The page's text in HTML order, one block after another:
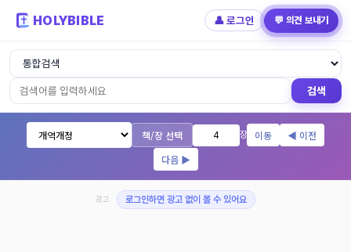
HOLYBIBLE 👤 로그인 💬 의견 보내기
성경읽기 - 개역개정 개역한글 NIV KJV
검색
책/장 선택 장 이동
◀ 이전
다음 ▶
광고 로그인하면 광고 없이 볼 수 있어요